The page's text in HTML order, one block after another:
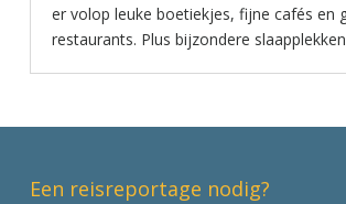
er volop leuke boetiekjes, fijne cafés en
restaurants. Plus bijzondere
Een reisreportage nodig?